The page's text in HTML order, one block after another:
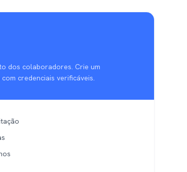
dos colaboradores. Crie um
credenciais verificáveis.